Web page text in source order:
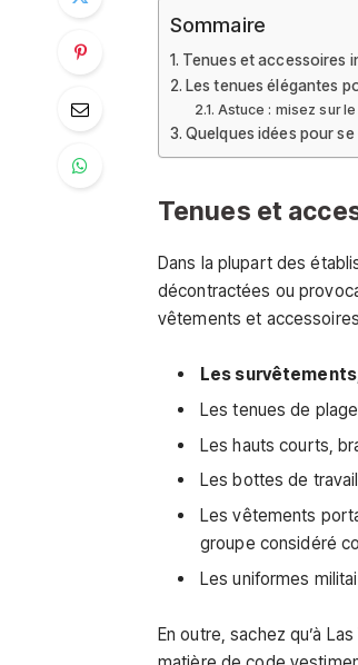
Sommaire
Tenues et accessoires
Les tenues élégantes
Astuce : misez sur
Quelques idées pour
Tenues et
Dans la plupart des
décontractées ou
vêtements et
Les
Les tenues de
Les hauts courts,
Les bottes de
Les vêtements
groupe considéré
Les uniformes
En outre, sachez qu’à